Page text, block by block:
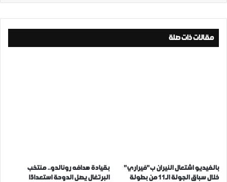
مقالات ذات صلة
بالفيديو اشتعال النيران ب”فيراري”
خلال سباق الجولة الـ11 من بطولة
بقيادة هدافه رونالدو.. منتخب
البرتغال يصل الدوحة استعدادًا